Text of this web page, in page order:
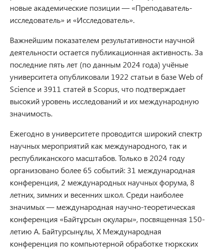
новые академические позиции — «Преподаватель-
исследователь» и «Исследователь».
Важнейшим показателем результативности научной
деятельности остается публикационная активность. За
последние пять лет (по данным 2024 года) учёные
университета опубликовали 1922 статьи в базе Web of
Science и 3911 статей в Scopus, что подтверждает
высокий уровень исследований и их международную
значимость.
Ежегодно в университете проводится широкий спектр
научных мероприятий как международного, так и
республиканского масштабов. Только в 2024 году
организовано более 65 событий: 31 международная
конференция, 2 международных научных форума, 8
летних, зимних и весенних школ. Среди наиболее
значимых — международная научно-теоретическая
конференция «Байтұрсын оқулары», посвященная 150-
летию А. Байтурсынұлы, X Международная
конференция по компьютерной обработке тюркских